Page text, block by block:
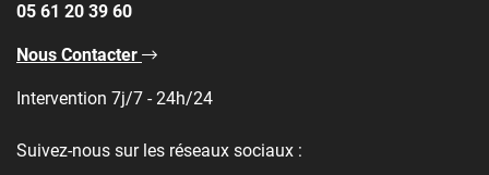
05 61 20 39 60
Nous Contacter
Intervention 7j/7 - 24h/24
Suivez-nous sur les réseaux sociaux :